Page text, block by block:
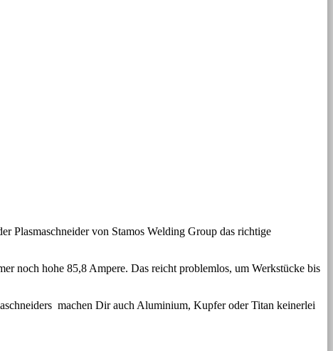
Plasmaschneider von Stamos Welding Group das richtige
noch hohe 85,8 Ampere. Das reicht problemlos, um Werkstücke bis
machen Dir auch Aluminium, Kupfer oder Titan keinerlei